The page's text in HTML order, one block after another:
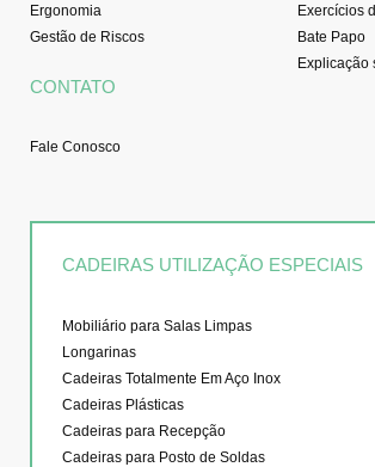
Ergonomia
Gestão de Riscos
CONTATO
Fale Conosco
Exercícios
Bate Papo
Explicação
CADEIRAS UTILIZAÇÃO ESPECIAIS
Mobiliário para Salas Limpas
Longarinas
Cadeiras Totalmente Em Aço Inox
Cadeiras Plásticas
Cadeiras para Recepção
Cadeiras para Posto de Soldas